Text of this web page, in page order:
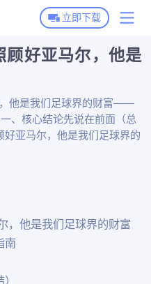
立即下载
顾好亚马尔，他是
他是我们足球界的财富——
、核心结论先说在前面（总
好亚马尔，他是我们足球界的
，他是我们足球界的财富
南